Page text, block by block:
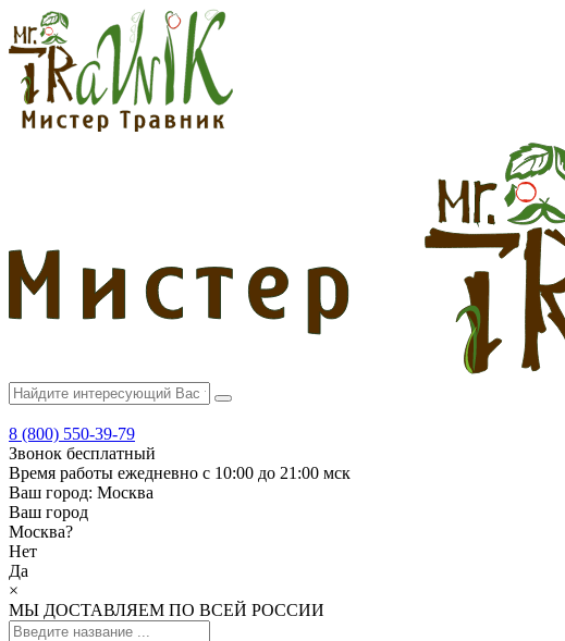
8 (800) 550-39-79
Звонок бесплатный
Время работы ежедневно с 10:00 до 21:00 мск
Ваш город: Москва
Ваш город
Москва?
Нет
Да
×
МЫ ДОСТАВЛЯЕМ ПО ВСЕЙ РОССИИ